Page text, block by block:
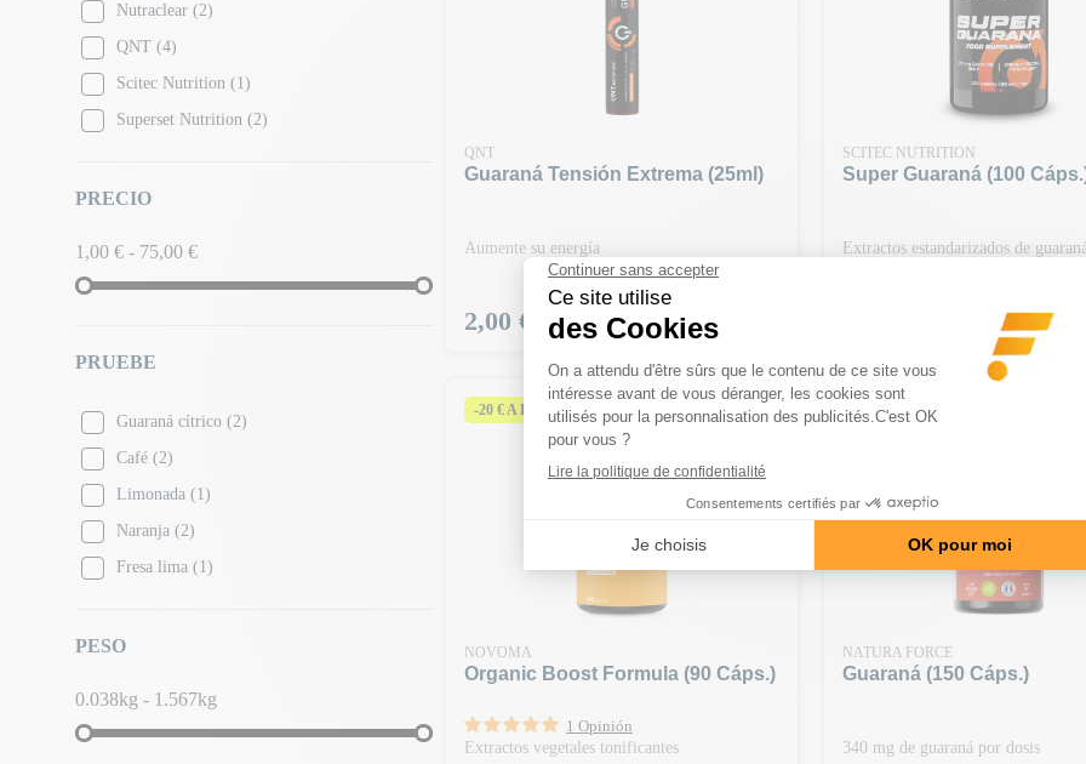
Nutraclear (2)
QNT (4)
Scitec Nutrition (1)
Superset Nutrition (2)
PRECIO
1,00 € - 75,00 €
PRUEBE
Guaraná cítrico (2)
Café (2)
Limonada (1)
Naranja (2)
Fresa lima (1)
PESO
0.038kg - 1.567kg
QNT
Guaraná Tensión Extrema (25ml)
Aumente su energía
Precio
2,00 €
SCITEC NUTRITION
Super Guaraná (100
Extractos estandarizados de
-20 € A PARTIR DE 150 € | CÓDIGO: BA20
NOVOMA
Organic Boost Formula (90 Cáps.)
1 Opinión
Extractos vegetales tonificantes
-20 € A PARTIR DE 150 € |
NATURA FORCE
Guaraná (150 Cáps.)
340 mg de guaraná por dosis